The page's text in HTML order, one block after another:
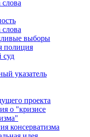
выборы
полиция
суд
указатель
проекта
о "кризисе
консерватизма